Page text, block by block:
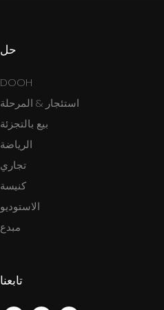
حل
DOOH
استئجار & المرحلة
بيع بالتجزئة
الرياضة
تجاري
كنيسة
الاستوديو
مبدع
تابعنا